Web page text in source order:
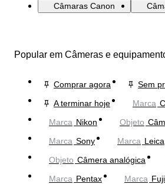
Câmaras Canon
Popular em Câmeras e
Comprar agora
Sem
A terminar hoje
Marca
Marca Nikon Objeto
Marca Sony Marca Leica
Objeto Câmera analógica
Marca Pentax Marca Fuji